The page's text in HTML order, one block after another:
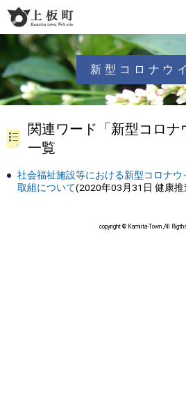
新型コロナウ
関連ワード「新型コロ
一覧
社会福祉施設等における新型コロナ
取組について(2020年03月31日 健康推
copyright © Kamiita-Town ,All